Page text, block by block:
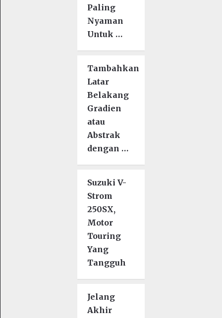
Paling
Nyaman
Untuk …
Tambahkan
Latar
Belakang
Gradien
atau
Abstrak
dengan …
Suzuki V-
Strom
250SX,
Motor
Touring
Yang
Tangguh
Jelang
Akhir